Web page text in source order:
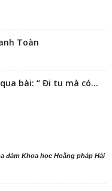
Toàn
bài: “ Đi tu mà có...
đàm Khoa học Hoằng pháp Hải